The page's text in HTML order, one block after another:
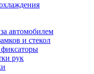
автомобилем
и стекол
рук